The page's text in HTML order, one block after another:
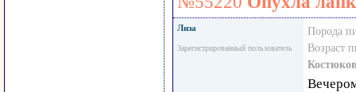
Лиза
Зарегистрированный пользователь
Порода
Возраст